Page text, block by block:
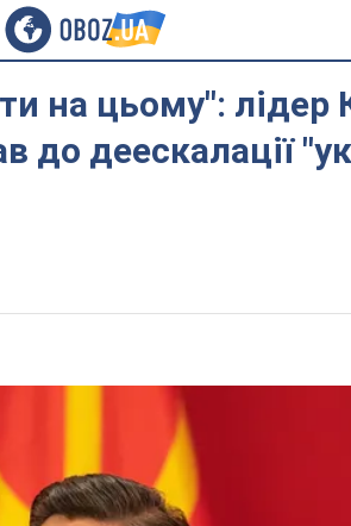
на цьому": лідер
до деескалації